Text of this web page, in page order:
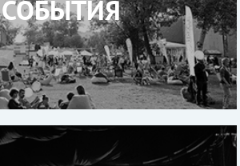
СОБЫТИЯ